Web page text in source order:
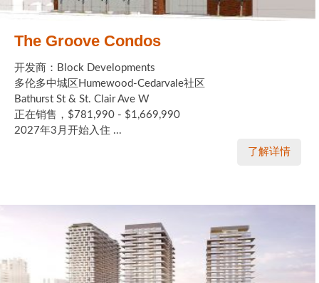
The Groove Condos
开发商：Block Developments
多伦多中城区Humewood-Cedarvale社区
Bathurst St & St. Clair Ave W
正在销售，$781,990 - $1,669,990
2027年3月开始入住 ...
了解详情